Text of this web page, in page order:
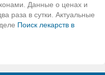
Данные о ценах и
раза в сутки. Актуальные
Поиск лекарств в